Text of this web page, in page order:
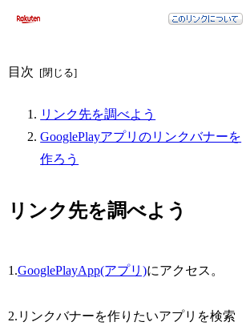
目次
リンク先を調べよう
GooglePlayアプリのリンクバナーを
作ろう
リンク先を調べよう
1.GooglePlayApp(アプリ)にアクセス。
2.リンクバナーを作りたいアプリを検索